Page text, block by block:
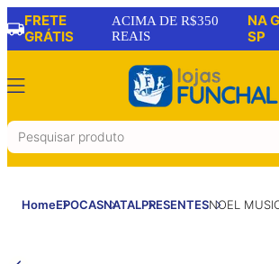
FRETE
GRÁTIS
ACIMA DE R$350
REAIS
NA
SP
HomeEPOCASNATALPRESENTESNOEL